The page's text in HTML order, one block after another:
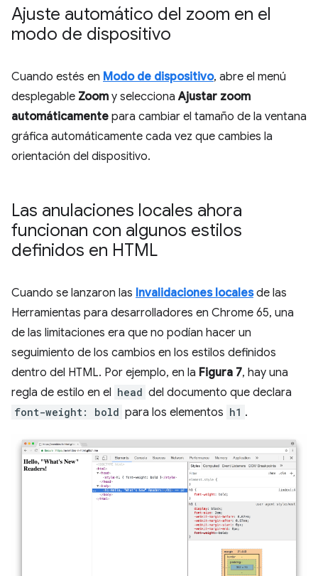
Ajuste automático del zoom en el
modo de dispositivo
Cuando estés en Modo de dispositivo, abre el menú
desplegable Zoom y seleccionaAjustar zoom
automáticamente para cambiar el tamaño de la ventana
gráfica automáticamente cada vez que cambies la
orientación del dispositivo.
Las anulaciones locales ahora
funcionan con algunos estilos
definidos en HTML
Cuando se lanzaron las Invalidaciones localesde las
Herramientas para desarrolladores en Chrome 65, una
de las limitaciones era que no podían hacer un
seguimiento de los cambios en los estilos definidos
dentro del HTML. Por ejemplo, en la Figura 7, hay una
regla de estilo en el head del documento que declara
font-weight: bold para los elementos h1 .